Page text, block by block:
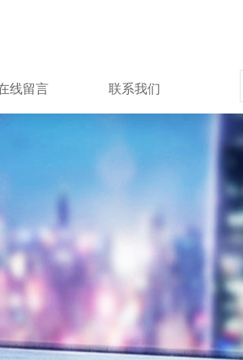
线留言 联系我们